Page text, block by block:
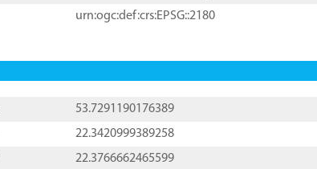
urn:ogc:def:crs:EPSG::2180
53.7291190176389
22.3420999389258
22.3766662465599